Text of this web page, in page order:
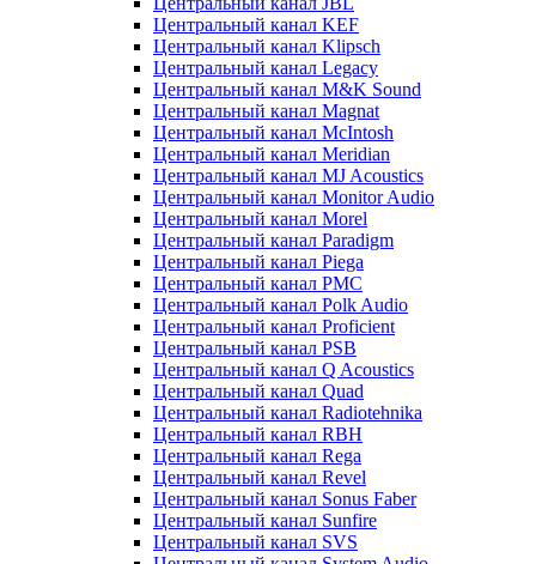
Центральный канал KEF
Центральный канал Klipsch
Центральный канал Legacy
Центральный канал M&K Sound
Центральный канал Magnat
Центральный канал McIntosh
Центральный канал Meridian
Центральный канал MJ Acoustics
Центральный канал Monitor Audio
Центральный канал Morel
Центральный канал Paradigm
Центральный канал Piega
Центральный канал PMC
Центральный канал Polk Audio
Центральный канал Proficient
Центральный канал PSB
Центральный канал Q Acoustics
Центральный канал Quad
Центральный канал Radiotehnika
Центральный канал RBH
Центральный канал Rega
Центральный канал Revel
Центральный канал Sonus Faber
Центральный канал Sunfire
Центральный канал SVS